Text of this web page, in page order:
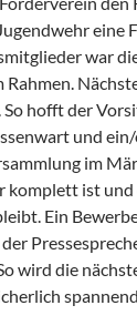
eine
war
So hofft der
und
im
komplett ist und
Ein
wird die
spannend.